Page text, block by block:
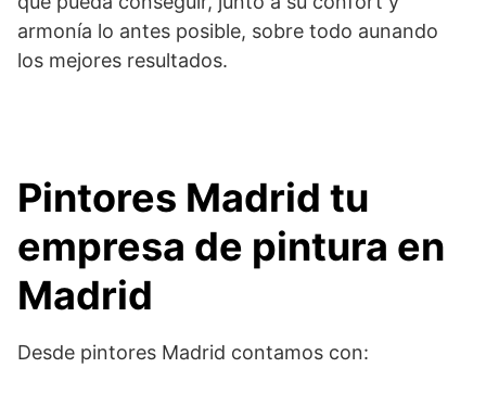
armonía lo antes posible, sobre todo aunando
los mejores resultados.
Pintores Madrid tu
empresa de pintura en
Madrid
Desde pintores Madrid contamos con: